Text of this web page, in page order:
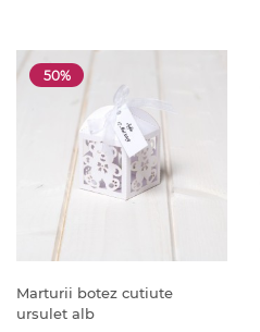
50%
Marturii botez cutiute
ursulet alb